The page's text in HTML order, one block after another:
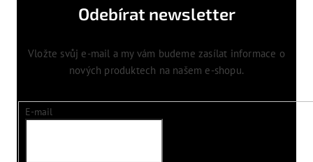
Odebírat newsletter
Vložte svůj e-mail a my vám budeme zasílat informace o
nových produktech na našem e-shopu.
E-mail